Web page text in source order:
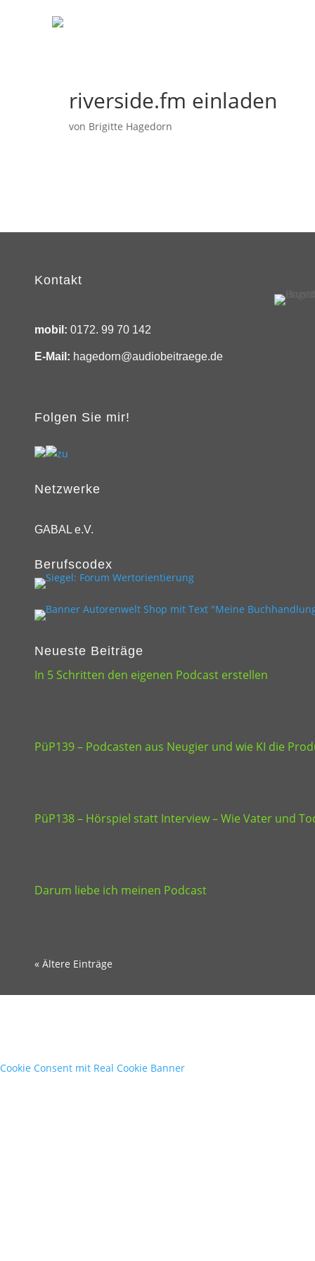
riverside.fm einladen
von Brigitte Hagedorn
Kontakt
mobil: 0172. 99 70 142
E-Mail: hagedorn@audiobeitraege.de
Folgen Sie mir!
Netzwerke
GABAL e.V.
Berufscodex
Neueste Beiträge
In 5 Schritten den eigenen Podcast erstellen
PüP139 – Podcasten aus Neugier und wie KI die
PüP138 – Hörspiel statt Interview – Wie Vater und
Darum liebe ich meinen Podcast
« Ältere Einträge
Cookie Consent mit Real Cookie Banner